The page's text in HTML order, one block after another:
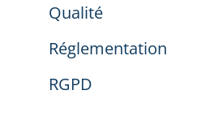
Qualité
Réglementation
RGPD